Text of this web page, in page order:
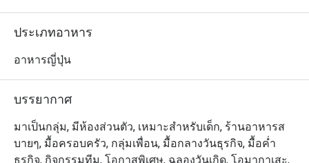
Wife is happy, kids are happy - I am
happy.
Thank you to the team for your great
service and delicious food. We will
definitely visit again.
ในการเตรียมอาหารทะเล เนื้อสัตว์ และผักที่สดใหม่ด้วยกลิ่น
อายที่แท้จริงและความทันสมัย การตกแต่งภายในแบบเซน
บรรยากาศที่หรูหรา พื้นที่นี้โดดเด่นด้วยโทนสีเดียว เน้นด้วย
ประเภทอาหาร
อาหารญี่ปุ่น
บรรยากาศ
มาเป็นกลุ่ม, มีห้องส่วนตัว, เหมาะสำหรับเด็ก, ร้านอาหารส
บายๆ, มื้อครอบครัว, กลุ่มเพื่อน, มื้อกลางวันธุรกิจ, มื้อค่ำ
ธุรกิจ, กิจกรรมทีม, โอกาสพิเศษ, ฉลองวันเกิด, โอมากาเสะ,